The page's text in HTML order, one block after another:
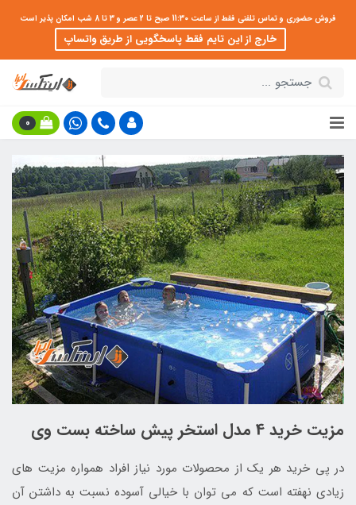
فروش حضوری و تماس تلفنی فقط از ساعت 11:30 صبح تا 2 عصر و 3 تا 8 شب امکان پذیر است
خارج از این تایم فقط پاسخگویی از طریق واتساپ
0
مزیت خرید 4 مدل استخر پیش ساخته بست وی
در پی خرید هر یک از محصولات مورد نیاز افراد همواره مزیت های
زیادی نهفته است که می توان با خیالی آسوده نسبت به داشتن آن